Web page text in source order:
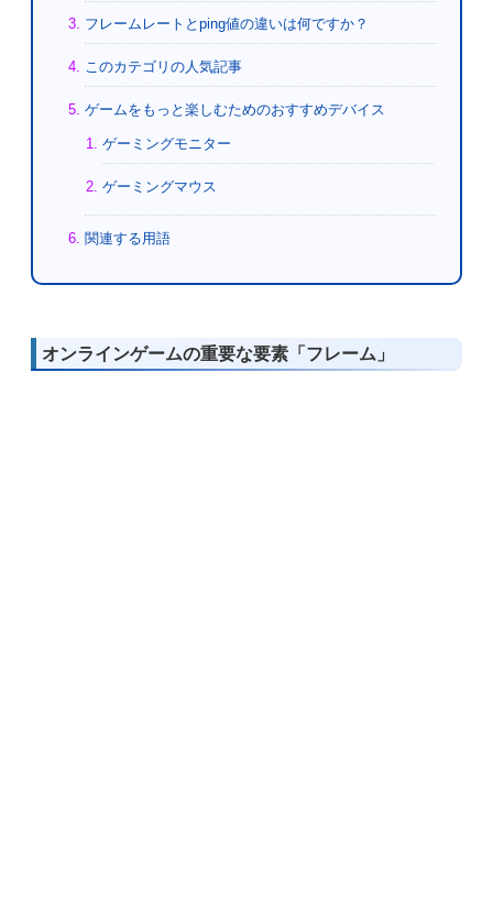
フレームレートとping値の違いは何ですか？
このカテゴリの人気記事
ゲームをもっと楽しむためのおすすめデバイス
ゲーミングモニター
ゲーミングマウス
関連する用語
オンラインゲームの重要な要素「フレーム」